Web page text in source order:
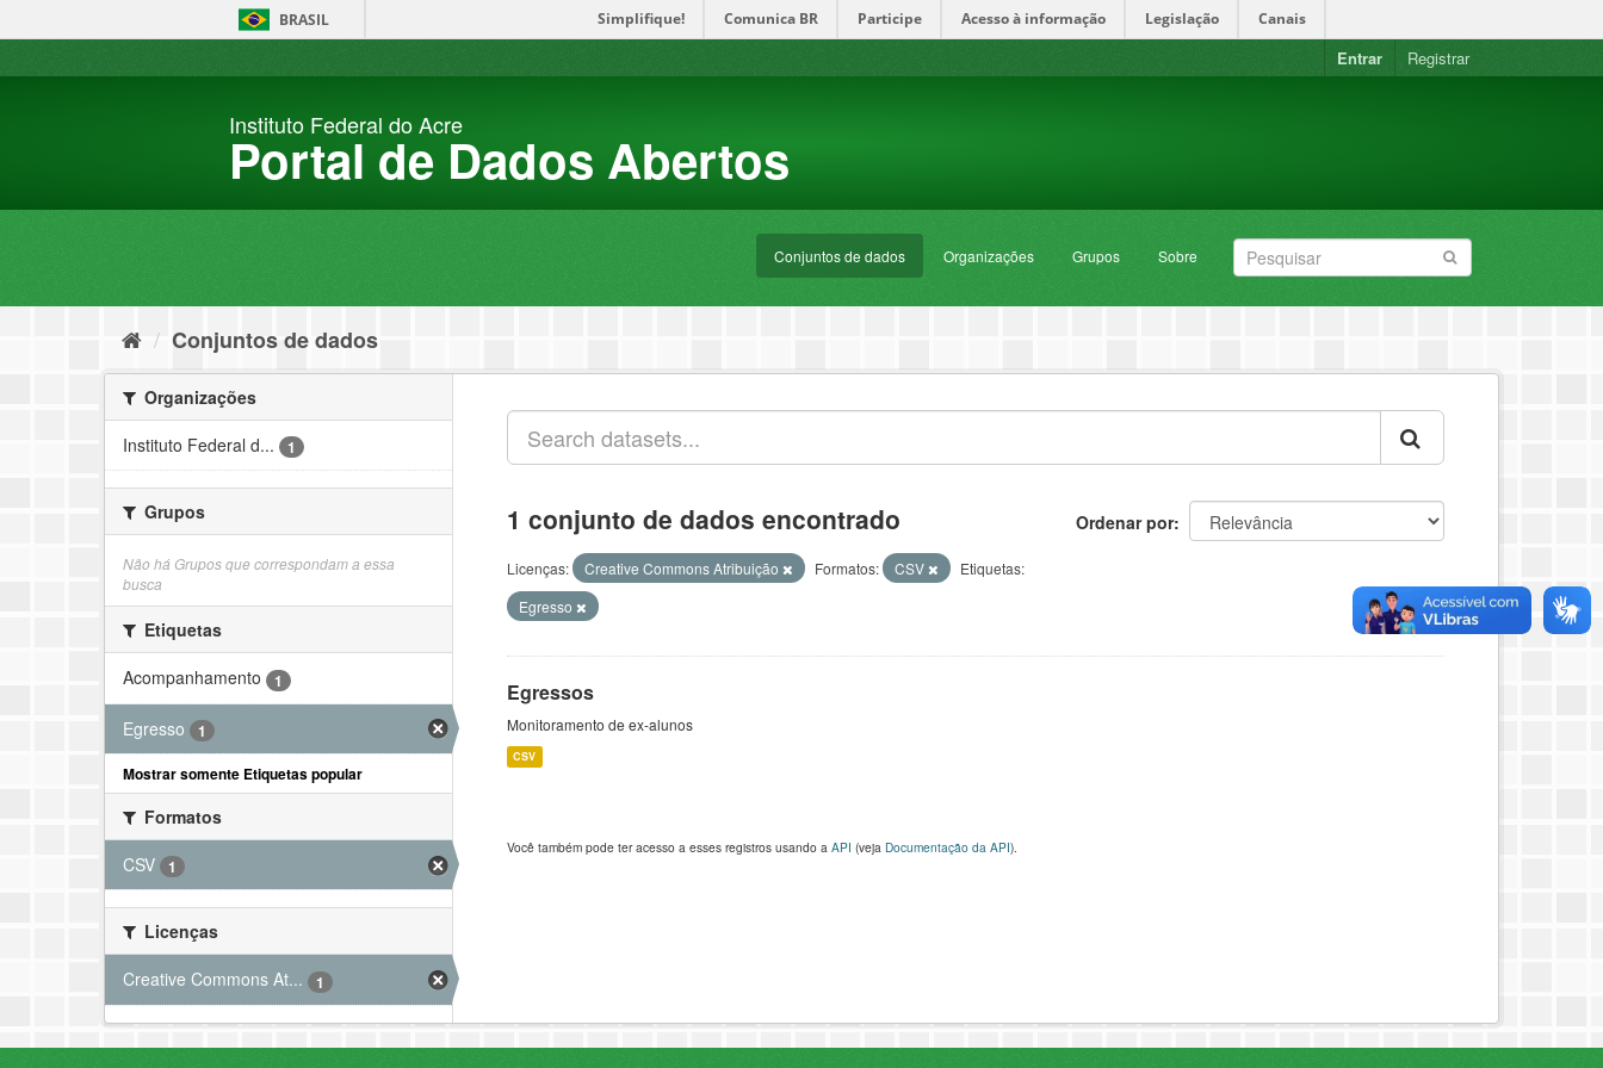
BRASIL Simplifique! Comunica BR Participe Acesso à informação Legislação Canais
Entrar Registrar
Instituto Federal do Acre
Portal de Dados Abertos
Conjuntos de dados Organizações Grupos Sobre
Conjuntos de dados
Organizações
Instituto Federal d...
1
Grupos
Não há Grupos que correspondam a essa
busca
Etiquetas
Acompanhamento
1
Egresso
1
Mostrar somente Etiquetas popular
Formatos
CSV
1
Licenças
Creative Commons At...
1
Ordenar por
1 conjunto de dados encontrado
Licenças: Creative Commons Atribuição Formatos: CSV
Etiquetas:
Egresso
Egressos
Monitoramento de ex-alunos
CSV
Você também pode ter acesso a esses registros usando a API (veja Documentação da API).